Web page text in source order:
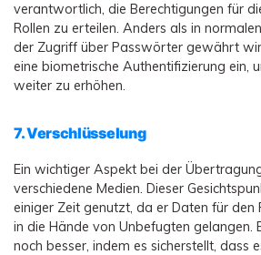
verantwortlich, die Berechtigungen für
Rollen zu erteilen. Anders als in
der Zugriff über Passwörter gewährt
eine biometrische Authentifizierung ein,
weiter zu erhöhen.
7. Verschlüsselung
Ein wichtiger Aspekt bei der
verschiedene Medien. Dieser
einiger Zeit genutzt, da er Daten für den
in die Hände von Unbefugten gelangen.
noch besser, indem es sicherstellt, dass